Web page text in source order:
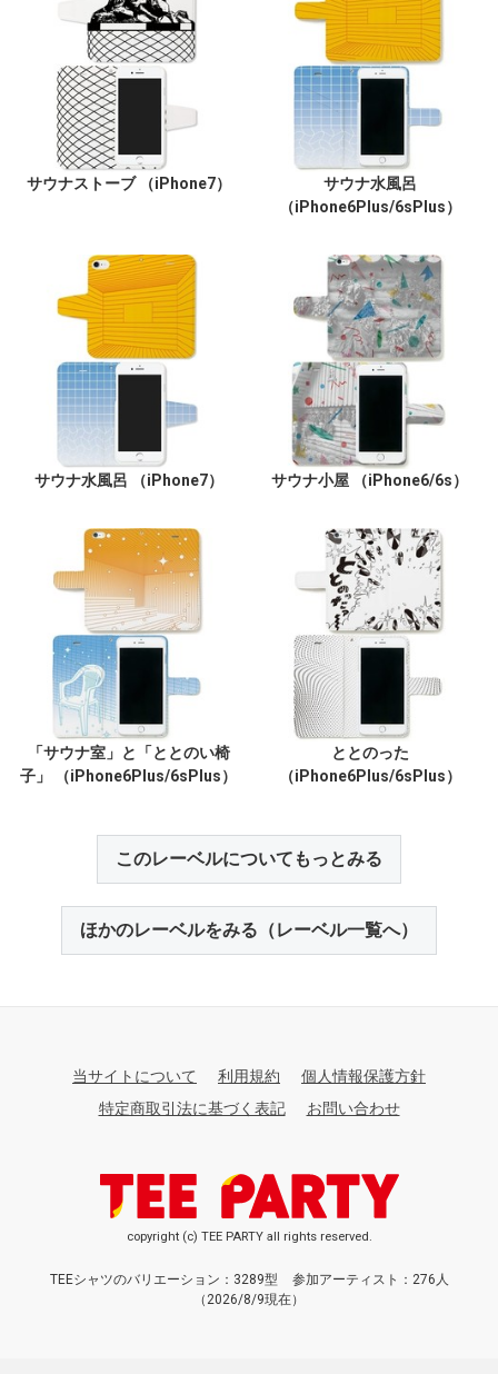
サウナストーブ （iPhone7）
サウナ水風呂
（iPhone6Plus/6sPlus）
サウナ水風呂 （iPhone7） サウナ小屋 （iPhone6/6s）
「サウナ室」と「ととのい椅
子」 （iPhone6Plus/6sPlus）
ととのった
（iPhone6Plus/6sPlus）
このレーベルについてもっとみる
ほかのレーベルをみる（レーベル一覧へ）
当サイトについて 利用規約
個人情報保護方針
特定商取引法に基づく表記
お問い合わせ
copyright (c) TEE PARTY all rights reserved.
TEEシャツのバリエーション：3289型
参加アーティスト：276人
（2026/8/9現在）